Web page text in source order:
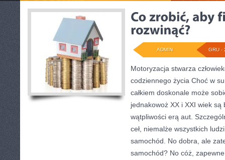
GRU -
ADMIN
Motoryzacja stwarza
codziennego życia Choć w
całkiem doskonale może
jednakowoż XX i XXI wiek
wątpliwości erą aut.
ceł, niemalże wszystkich
samochód. No dobra, ale
samochód? No cóż,